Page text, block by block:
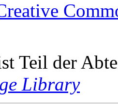
Teil der
Library